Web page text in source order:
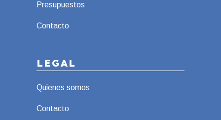
Presupuestos
Contacto
LEGAL
Quienes somos
Contacto